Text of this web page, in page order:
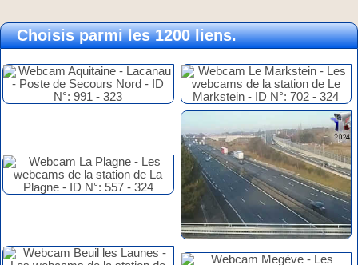
Choisis parmi les 1200 liens.